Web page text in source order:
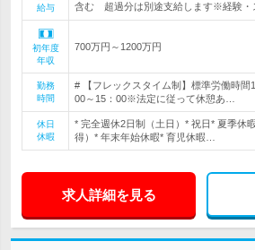
給与
含む 超過分は別途支給します※経験・
初年度
年収
700万円～1200万円
勤務
時間
# 【フレックスタイム制】標準労働時間
00～15：00※法定に従って休憩あ…
休日
休暇
* 完全週休2日制（土日）* 祝日* 夏季休
得）* 年末年始休暇* 育児休暇…
求人詳細を見る